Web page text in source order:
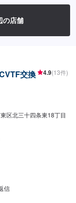
の店舗
交換 4.9(13件)
区北三十四条東18丁目
信